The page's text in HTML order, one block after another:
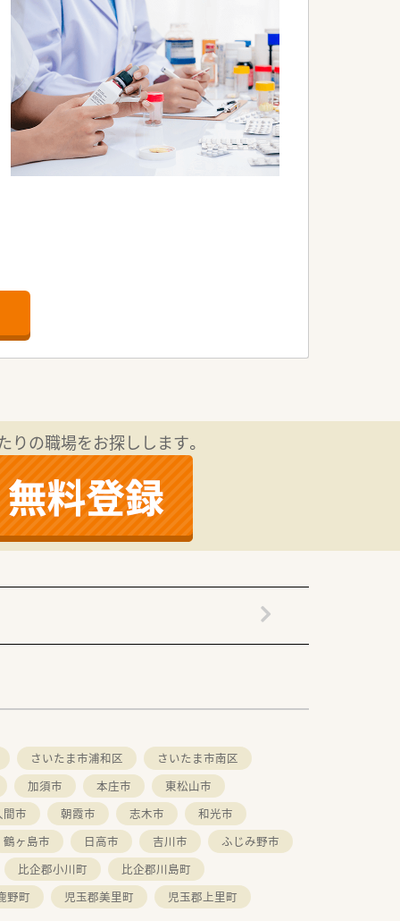
。
の職場をお探しします。
さいたま市浦和区
さいたま市南区
加須市 本庄市
東松山市
間市 朝霞市 志木市
和光市
鶴ヶ島市 日高市 吉川市
ふじみ野市
比企郡小川町
比企郡川島町
野町 児玉郡美里町
児玉郡上里町